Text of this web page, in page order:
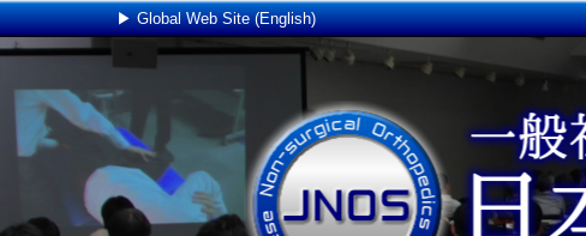
▶ Global Web Site (English)